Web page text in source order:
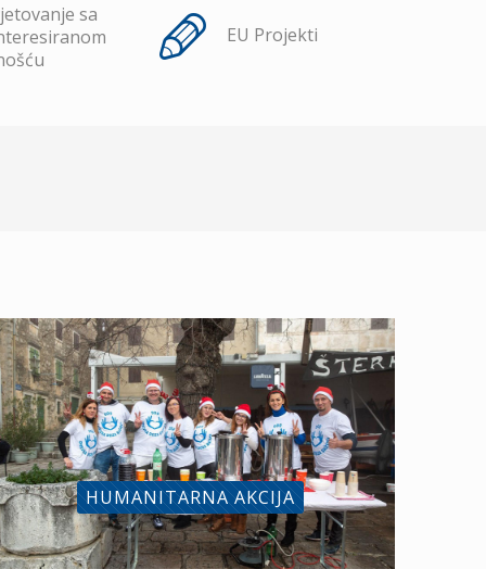
sa
EU Projekti
HUMANITARNA AKCIJA